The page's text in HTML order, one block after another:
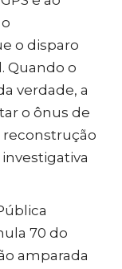
o disparo
Quando o
verdade, a
o ônus de
reconstrução
70 do
amparada